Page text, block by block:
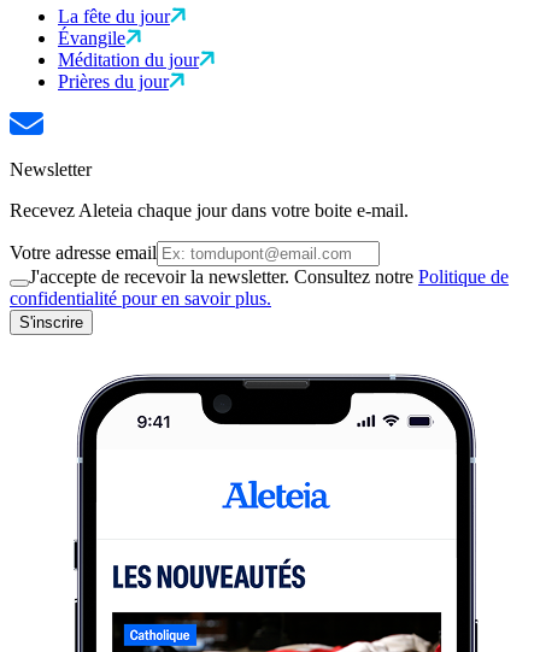
La fête du jour
Évangile
Méditation du jour
Prières du jour
Newsletter
Recevez Aleteia chaque jour dans votre boite e-mail.
Votre adresse email
J'accepte de recevoir la newsletter. Consultez notre Politique de
confidentialité pour en savoir plus.
S'inscrire